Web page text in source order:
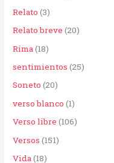
Relato (3)
Relato breve (20)
Rima(18)
sentimientos (25)
Soneto (20)
verso blanco (1)
Verso libre (106)
Versos (151)
Vida(18)